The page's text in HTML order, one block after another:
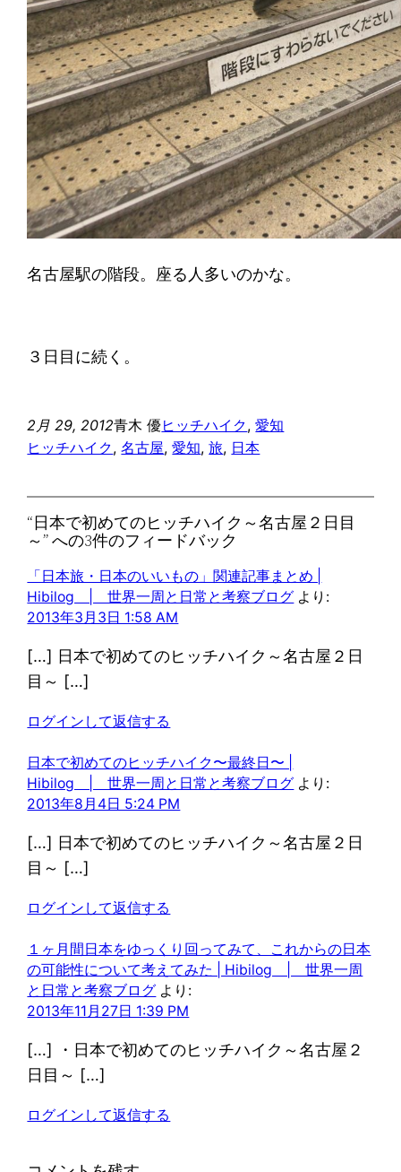
名古屋駅の階段。座る人多いのかな。
３日目に続く。
2月 29, 2012青木 優ヒッチハイク, 愛知
ヒッチハイク, 名古屋, 愛知, 旅, 日本
“日本で初めてのヒッチハイク～名古屋２日目
～” への3件のフィードバック
「日本旅・日本のいいもの」関連記事まとめ |
Hibilog | 世界一周と日常と考察ブログ より:
2013年3月3日 1:58 AM
[…] 日本で初めてのヒッチハイク～名古屋２日
目～ […]
ログインして返信する
日本で初めてのヒッチハイク〜最終日〜 |
Hibilog | 世界一周と日常と考察ブログ より:
2013年8月4日 5:24 PM
[…] 日本で初めてのヒッチハイク～名古屋２日
目～ […]
ログインして返信する
１ヶ月間日本をゆっくり回ってみて、これからの日本
の可能性について考えてみた | Hibilog | 世界一周
と日常と考察ブログ より:
2013年11月27日 1:39 PM
[…] ・日本で初めてのヒッチハイク～名古屋２
日目～ […]
ログインして返信する